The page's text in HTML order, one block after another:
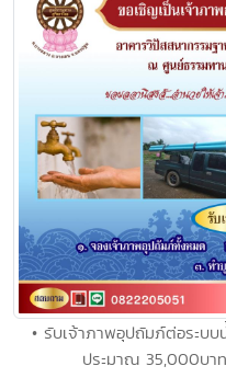
• รับเจ้าภาพอุปถัมภ์ต่อระบบ
ประมาณ 35,000บ